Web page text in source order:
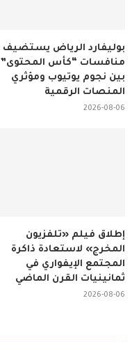
بوليفارد الرياض يستضيف
منافسات “كأس المحتوى”
بين نجوم يوتيوب ومؤثري
المنصات الرقمية
2026-08-06
إطلاق فيلم «تلفزيون
المخرج» لاستعادة ذاكرة
المجتمع الإيفواري في
ثمانينيات القرن الماضي
2026-08-06